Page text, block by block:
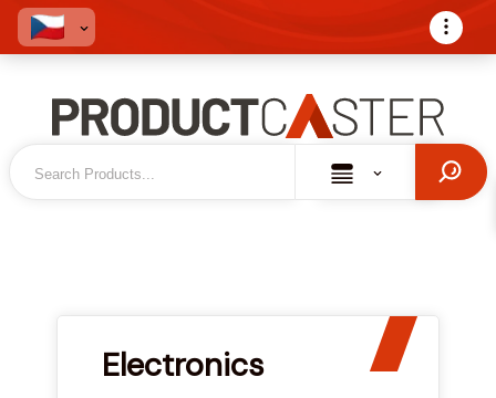
Electronics